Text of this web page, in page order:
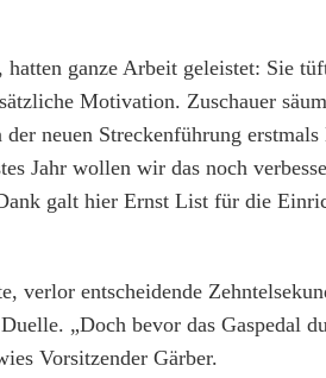
ganze Arbeit geleistet: Sie
Motivation. Zuschauer
neuen Streckenführung erstmals
Jahr wollen wir das noch
galt hier Ernst List für die
verlor entscheidende
„Doch bevor das Gaspedal
Vorsitzender Gärber.